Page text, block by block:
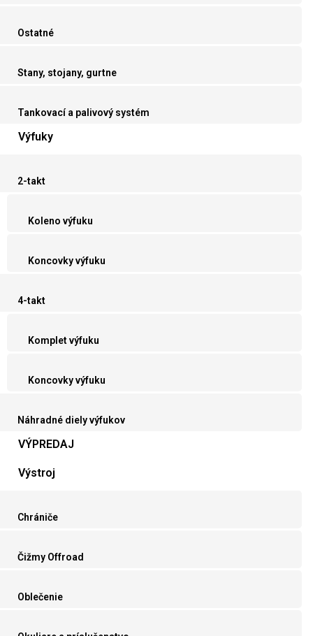
Ostatné
Stany, stojany, gurtne
Tankovací a palivový systém
Výfuky
2-takt
Koleno výfuku
Koncovky výfuku
4-takt
Komplet výfuku
Koncovky výfuku
Náhradné diely výfukov
VÝPREDAJ
Výstroj
Chrániče
Čižmy Offroad
Oblečenie